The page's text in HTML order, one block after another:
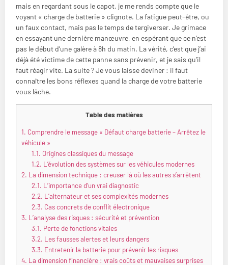
mais en regardant sous le capot, je me rends compte que le
voyant « charge de batterie » clignote. La fatigue peut-être, ou
un faux contact, mais pas le temps de tergiverser. Je grimace
en essayant une dernière manœuvre, en espérant que ce n’est
pas le début d’une galère à 8h du matin. La vérité, c’est que j’ai
déjà été victime de cette panne sans prévenir, et je sais qu’il
faut réagir vite. La suite ? Je vous laisse deviner : il faut
connaître les bons réflexes quand la charge de votre batterie
vous lâche.
Table des matières
1. Comprendre le message « Défaut charge batterie – Arrêtez le
véhicule »
1.1. Origines classiques du message
1.2. L’évolution des systèmes sur les véhicules modernes
2. La dimension technique : creuser là où les autres s’arrêtent
2.1. L’importance d’un vrai diagnostic
2.2. L’alternateur et ses complexités modernes
2.3. Cas concrets de conflit électronique
3. L’analyse des risques : sécurité et prévention
3.1. Perte de fonctions vitales
3.2. Les fausses alertes et leurs dangers
3.3. Entretenir la batterie pour prévenir les risques
4. La dimension financière : vrais coûts et mauvaises surprises